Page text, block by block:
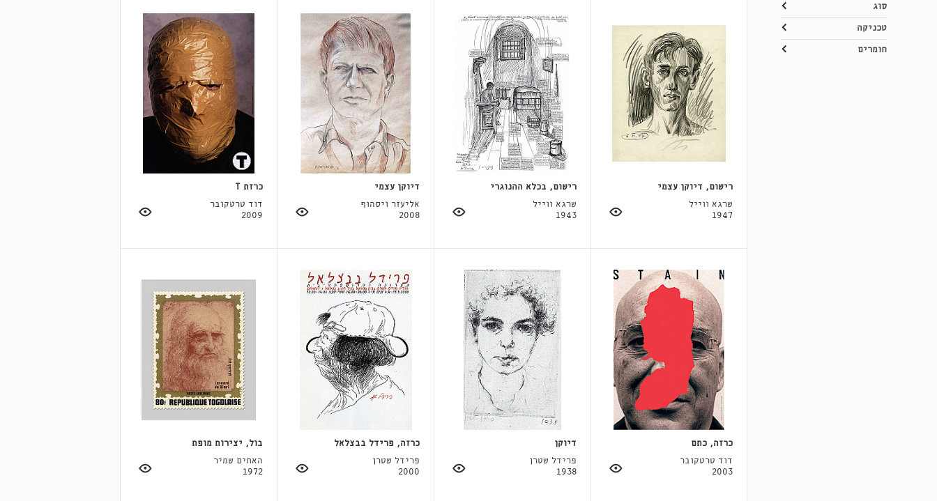
סוג
טכניקה
חומרים
רישום, דיוקן עצמי
שרגא ווייל
1947
רישום, בכלא ההנוגרי
שרגא ווייל
1943
דיוקן עצמי
אליעזר ויסהוף
2008
כרזת T
דוד טרטקובר
2009
כרזה, כתם
דוד טרטקובר
2003
דיוקן
פרידל שטרן
1938
כרזה, פרידל בבצלאל
פרידל שטרן
2000
בול, יצירות מופת
האחים שמיר
1972